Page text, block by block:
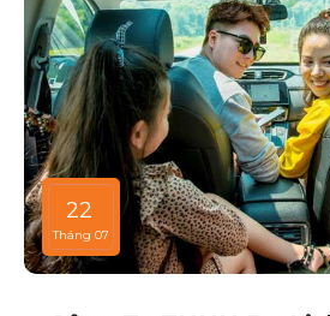
22
Tháng 07